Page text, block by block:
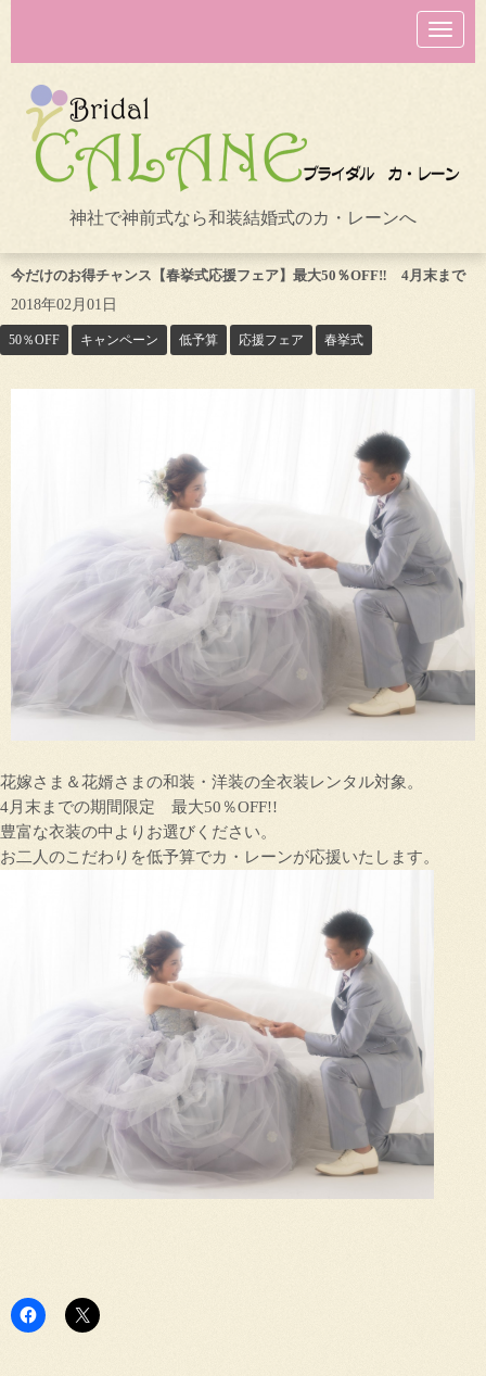
N
a
v
o
n
神社で神前式なら和装結婚式のカ・レーンへ
今だけのお得チャンス【春挙式応援フェア】最大50％OFF‼ 4月末まで
2018年02月01日
50％OFF キャンペーン 低予算 応援フェア 春挙式
花嫁さま＆花婿さまの和装・洋装の全衣装レンタル対象。
4月末までの期間限定 最大50％OFF!!
豊富な衣装の中よりお選びください。
お二人のこだわりを低予算でカ・レーンが応援いたします。